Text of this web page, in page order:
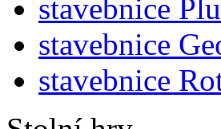
stavebnice
stavebnice
stavebnice